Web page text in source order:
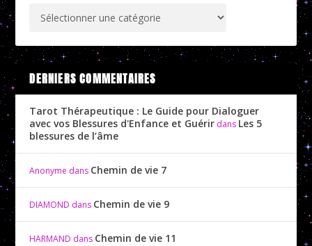
DERNIERS COMMENTAIRES
Tarot Thérapeutique : Le Guide pour Dialoguer
avec vos Blessures d'Enfance et Guérir dans Les 5
blessures de l’âme
Anonyme dans Chemin de vie 7
DIAMOND dans Chemin de vie 9
HARMAND dans Chemin de vie 11